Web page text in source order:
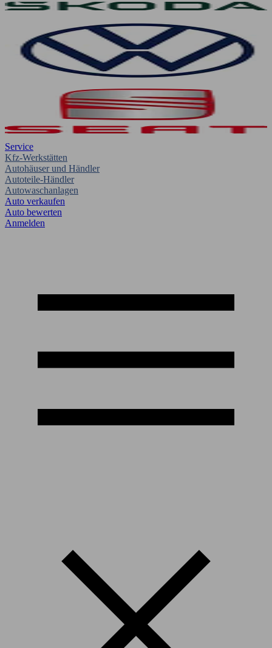
Service
Kfz-Werkstätten
Autohäuser und Händler
Autoteile-Händler
Autowaschanlagen
Auto verkaufen
Auto bewerten
Anmelden